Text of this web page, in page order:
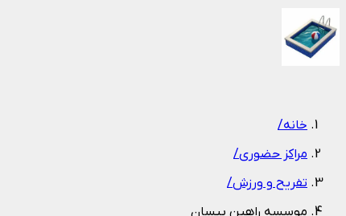
خانه/
مراکز حضوری/
تفریح و ورزش/
موسسه راهین بیسان